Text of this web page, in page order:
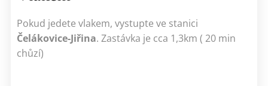
Pokud jedete vlakem, vystupte ve stanici
Čelákovice-Jiřina. Zastávka je cca 1,3km ( 20 min
chůzí)